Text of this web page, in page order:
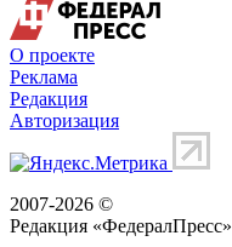
О проекте
Реклама
Редакция
Авторизация
2007-2026 ©
Редакция «ФедералПресс»